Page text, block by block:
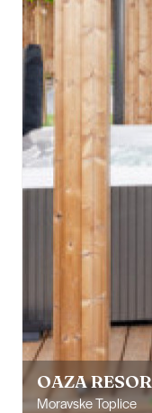
OAZA
Moravske Toplice